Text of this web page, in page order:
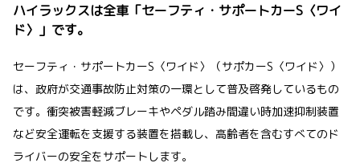
ハイラックスは全車「セーフティ・サポートカーS〈ワイ
ド〉」です。
セーフティ・サポートカーS〈ワイド〉（サポカーS〈ワイド〉）
は、政府が交通事故防止対策の一環として普及啓発しているもの
です。衝突被害軽減ブレーキやペダル踏み間違い時加速抑制装置
など安全運転を支援する装置を搭載し、高齢者を含むすべてのド
ライバーの安全をサポートします。